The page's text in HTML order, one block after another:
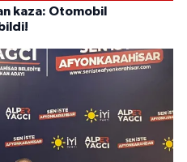
kaza: Otomobil